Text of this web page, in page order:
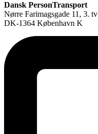
Dansk PersonTransport
Nørre Farimagsgade 11, 3. tv
DK-1364 København K